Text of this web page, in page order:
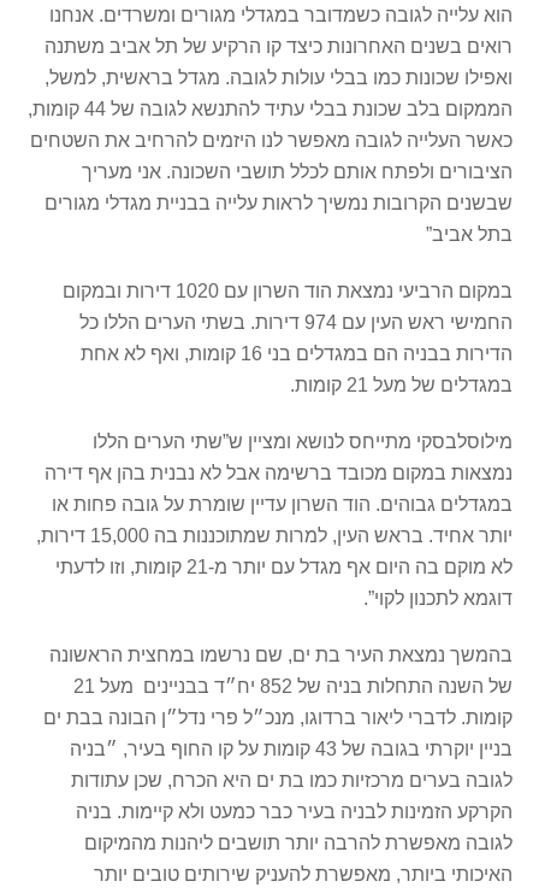
הוא עלייה לגובה כשמדובר במגדלי מגורים ומשרדים. אנחנו
רואים בשנים האחרונות כיצד קו הרקיע של תל אביב משתנה
ואפילו שכונות כמו בבלי עולות לגובה. מגדל בראשית, למשל,
הממקום בלב שכונת בבלי עתיד להתנשא לגובה של 44 קומות,
כאשר העלייה לגובה מאפשר לנו היזמים להרחיב את השטחים
הציבורים ולפתח אותם לכלל תושבי השכונה. אני מעריך
שבשנים הקרובות נמשיך לראות עלייה בבניית מגדלי מגורים
בתל אביב”
במקום הרביעי נמצאת הוד השרון עם 1020 דירות ובמקום
החמישי ראש העין עם 974 דירות. בשתי הערים הללו כל
הדירות בבניה הם במגדלים בני 16 קומות, ואף לא אחת
במגדלים של מעל 21 קומות.
מילוסלבסקי מתייחס לנושא ומציין ש”שתי הערים הללו
נמצאות במקום מכובד ברשימה אבל לא נבנית בהן אף דירה
במגדלים גבוהים. הוד השרון עדיין שומרת על גובה פחות או
יותר אחיד. בראש העין, למרות שמתוכננות בה 15,000 דירות,
לא מוקם בה היום אף מגדל עם יותר מ-21 קומות, וזו לדעתי
דוגמא לתכנון לקוי”.
בהמשך נמצאת העיר בת ים, שם נרשמו במחצית הראשונה
של השנה התחלות בניה של 852 יח״ד בבניינים מעל 21
קומות. לדברי ליאור ברדוגו, מנכ״ל פרי נדל״ן הבונה בבת ים
בניין יוקרתי בגובה של 43 קומות על קו החוף בעיר, ״בניה
לגובה בערים מרכזיות כמו בת ים היא הכרח, שכן עתודות
הקרקע הזמינות לבניה בעיר כבר כמעט ולא קיימות. בניה
לגובה מאפשרת להרבה יותר תושבים ליהנות מהמיקום
האיכותי ביותר, מאפשרת להעניק שירותים טובים יותר